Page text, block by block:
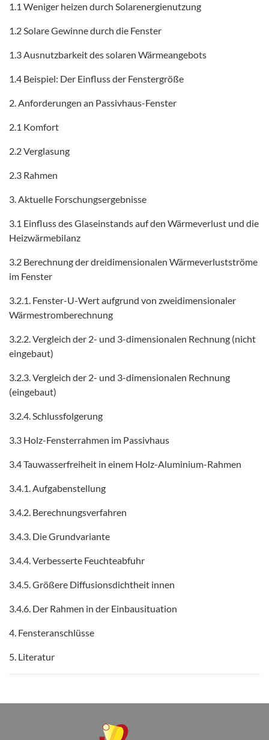
1.1 Weniger heizen durch Solarenergienutzung
1.2 Solare Gewinne durch die Fenster
1.3 Ausnutzbarkeit des solaren Wärmeangebots
1.4 Beispiel: Der Einfluss der Fenstergröße
2. Anforderungen an Passivhaus-Fenster
2.1 Komfort
2.2 Verglasung
2.3 Rahmen
3. Aktuelle Forschungsergebnisse
3.1 Einfluss des Glaseinstands auf den Wärmeverlust und die
Heizwärmebilanz
3.2 Berechnung der dreidimensionalen Wärmeverlustströme
im Fenster
3.2.1. Fenster-U-Wert aufgrund von zweidimensionaler
Wärmestromberechnung
3.2.2. Vergleich der 2- und 3-dimensionalen Rechnung (nicht
eingebaut)
3.2.3. Vergleich der 2- und 3-dimensionalen Rechnung
(eingebaut)
3.2.4. Schlussfolgerung
3.3 Holz-Fensterrahmen im Passivhaus
3.4 Tauwasserfreiheit in einem Holz-Aluminium-Rahmen
3.4.1. Aufgabenstellung
3.4.2. Berechnungsverfahren
3.4.3. Die Grundvariante
3.4.4. Verbesserte Feuchteabfuhr
3.4.5. Größere Diffusionsdichtheit innen
3.4.6. Der Rahmen in der Einbausituation
4. Fensteranschlüsse
5. Literatur